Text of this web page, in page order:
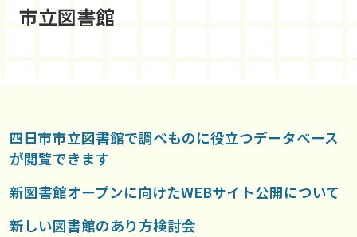
市立図書館
四日市市立図書館で調べものに役立つデータベース
が閲覧できます
新図書館オープンに向けたWEBサイト公開について
新しい図書館のあり方検討会